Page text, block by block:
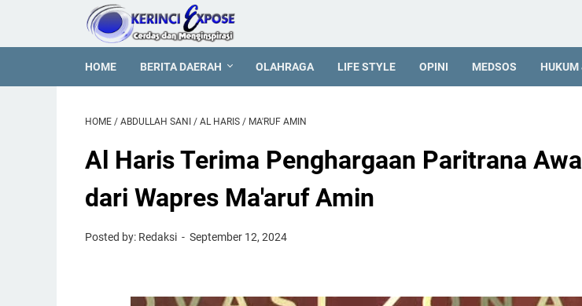
HOME BERITA DAERAH OLAHRAGA LIFE STYLE OPINI MEDSOS
HOME / ABDULLAH SANI / AL HARIS / MA'RUF AMIN
Al Haris Terima Penghargaan Paritrana
dari Wapres Ma'aruf Amin
Posted by: Redaksi September 12, 2024